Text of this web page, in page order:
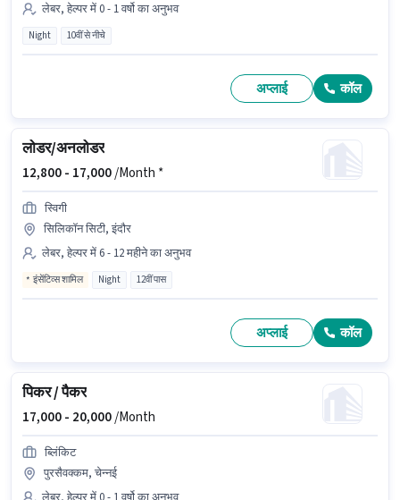
लेबर, हेल्पर में 0 - 1 वर्षो का अनुभव
Night 10वीं से नीचे
अप्लाई कॉल
लोडर/अनलोडर
12,800 - 17,000/Month *
स्विगी
सिलिकॉन सिटी, इंदौर
लेबर, हेल्पर में 6 - 12 महीने का अनुभव
इंसेंटिव्स शामिल Night 12वीं पास
अप्लाई कॉल
पिकर / पैकर
17,000 - 20,000/Month
ब्लिंकिट
पुरसैवक्कम, चेन्नई